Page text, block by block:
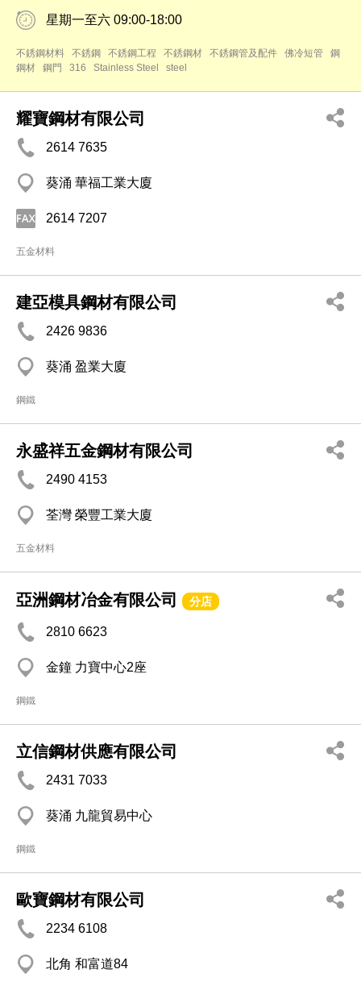
星期一至六 09:00-18:00
不銹鋼材料 不銹鋼 不銹鋼工程 不銹鋼材 不銹鋼管及配件 佛冷短管
鋼
鋼材
鋼門 316 Stainless Steel steel
耀寶鋼材有限公司
2614 7635
葵涌 華福工業大廈
2614 7207
五金材料
建亞模具鋼材有限公司
2426 9836
葵涌 盈業大廈
鋼鐵
永盛祥五金鋼材有限公司
2490 4153
荃灣 榮豐工業大廈
五金材料
亞洲鋼材冶金有限公司 分店
2810 6623
金鐘 力寶中心2座
鋼鐵
立信鋼材供應有限公司
2431 7033
葵涌 九龍貿易中心
鋼鐵
歐寶鋼材有限公司
2234 6108
北角 和富道84